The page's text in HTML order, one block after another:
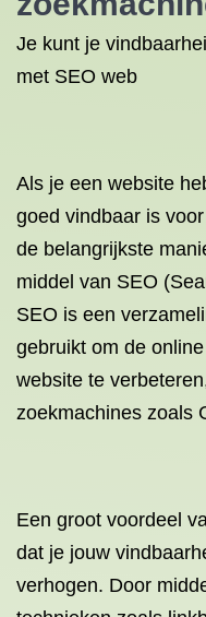
Je kunt je
met SEO web
Als je een website
goed vindbaar is
de belangrijkste
middel van SEO
SEO is een
gebruikt om de
website te
zoekmachines zoals
Een groot voordeel
dat je jouw
verhogen. Door